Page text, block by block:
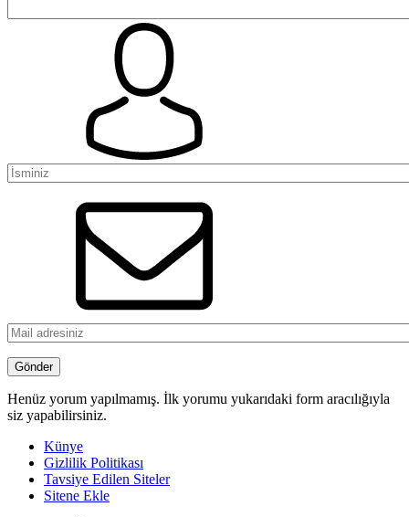
Henüz yorum yapılmamış. İlk yorumu yukarıdaki form aracılığıyla
siz yapabilirsiniz.
Künye
Gizlilik Politikası
Tavsiye Edilen Siteler
Sitene Ekle